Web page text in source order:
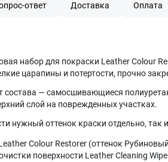
ответ Доставка Оплата
набор для покраски Leather Colour
царапины и потертости, прочно
состава — самосшивающиеся
слой на поврежденных участках.
нужный оттенок краски отдельно, так
Colour Restorer (оттенок
поверхности Leather Cleaning